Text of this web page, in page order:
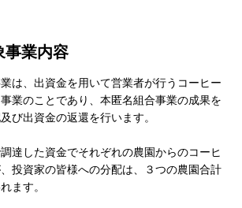
事業内容
は、出資金を用いて営業者が行うコーヒー
業のことであり、本匿名組合事業の成果を
び出資金の返還を行います。
達した資金でそれぞれの農園からのコーヒ
投資家の皆様への分配は、３つの農園合計
ます。